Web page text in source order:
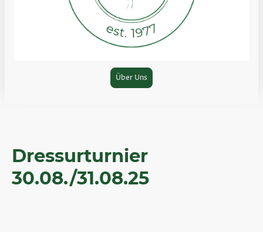
Über Uns
Dressurturnier
30.08./31.08.25